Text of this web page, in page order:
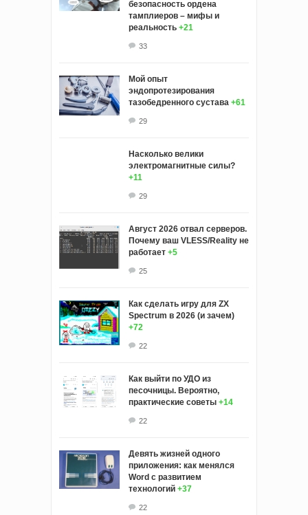
безопасность ордена
тамплиеров – мифы и
реальность +21
33
Мой опыт
эндопротезирования
тазобедренного сустава +61
29
Насколько велики
электромагнитные силы?
+11
29
Август 2026 отвал серверов.
Почему ваш VLESS/Reality не
работает +5
25
Как сделать игру для ZX
Spectrum в 2026 (и зачем)
+72
22
Как выйти по УДО из
песочницы. Вероятно,
практические советы +14
22
Девять жизней одного
приложения: как менялся
Word с развитием
технологий +37
22